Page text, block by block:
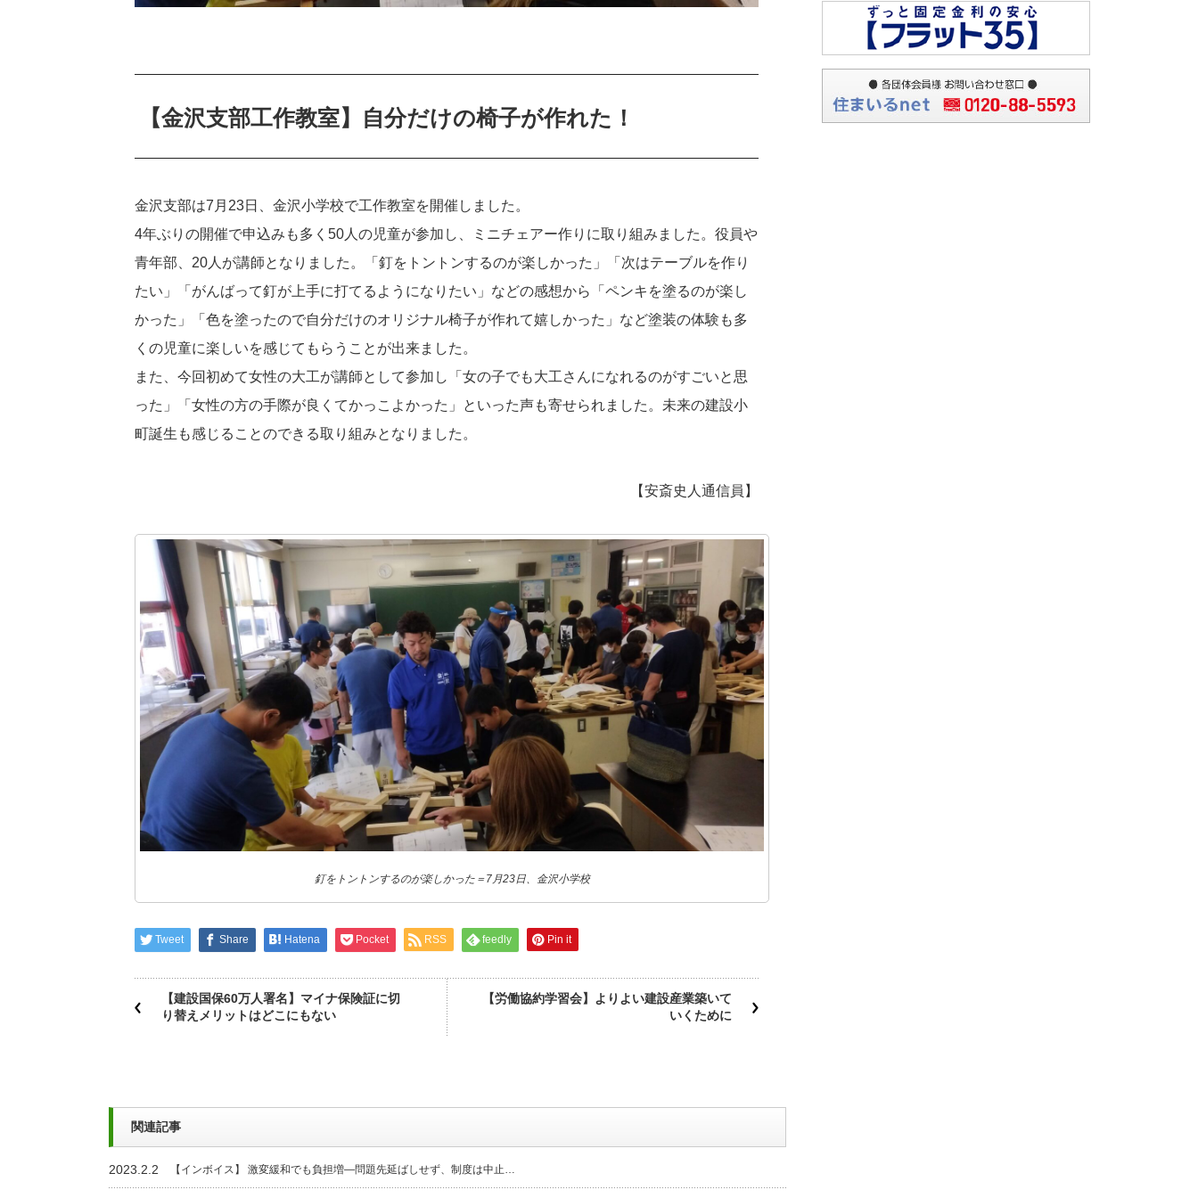
【金沢支部工作教室】自分だけの椅子が作れた！
金沢支部は7月23日、金沢小学校で工作教室を開催しました。
4年ぶりの開催で申込みも多く50人の児童が参加し、ミニチェアー作りに取り組みました。役員や
青年部、20人が講師となりました。「釘をトントンするのが楽しかった」「次はテーブルを作り
たい」「がんばって釘が上手に打てるようになりたい」などの感想から「ペンキを塗るのが楽し
かった」「色を塗ったので自分だけのオリジナル椅子が作れて嬉しかった」など塗装の体験も多
くの児童に楽しいを感じてもらうことが出来ました。
また、今回初めて女性の大工が講師として参加し「女の子でも大工さんになれるのがすごいと思
った」「女性の方の手際が良くてかっこよかった」といった声も寄せられました。未来の建設小
町誕生も感じることのできる取り組みとなりました。
【安斎史人通信員】
釘をトントンするのが楽しかった＝7月23日、金沢小学校
Tweet Share Hatena Pocket RSS feedly Pin it
【建設国保60万人署名】マイナ保険証に切
り替えメリットはどこにもない
【労働協約学習会】よりよい建設産業築いて
いくために
関連記事
2023.2.2 【インボイス】 激変緩和でも負担増―問題先延ばしせず、制度は中止…